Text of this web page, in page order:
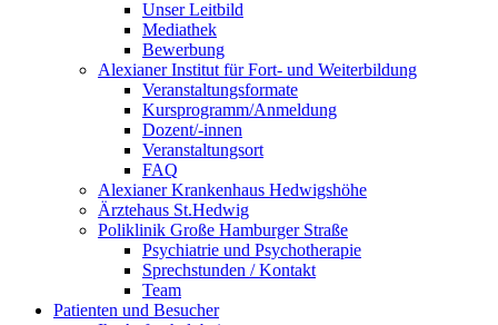
Unser Leitbild
Mediathek
Bewerbung
Alexianer Institut für Fort- und Weiterbildung
Veranstaltungsformate
Kursprogramm/Anmeldung
Dozent/-innen
Veranstaltungsort
FAQ
Alexianer Krankenhaus Hedwigshöhe
Ärztehaus St.Hedwig
Poliklinik Große Hamburger Straße
Psychiatrie und Psychotherapie
Sprechstunden / Kontakt
Team
Patienten und Besucher